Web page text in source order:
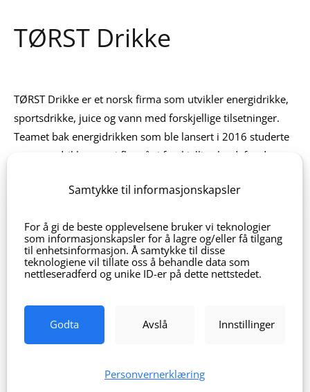
TØRST Drikke
TØRST Drikke er et norsk firma som utvikler energidrikke,
sportsdrikke, juice og vann med forskjellige tilsetninger.
Teamet bak energidrikken som ble lansert i 2016 studerte
og testet drikkevarer i flere år i forskjellige land, før de
konsepter. Destino har hatt ansvaret for å utvikle hele den
bokser. Energidrikken forhandles i dag av en rekke
dagligvarebutikker og utsalgssteder over hele landet.
Samtykke til informasjonskapsler
For å gi de beste opplevelsene bruker vi teknologier
som informasjonskapsler for å lagre og/eller få tilgang
til enhetsinformasjon. Å samtykke til disse
teknologiene vil tillate oss å behandle data som
nettleseradferd og unike ID-er på dette nettstedet.
Godta Avslå Innstillinger
Personvernerklæring